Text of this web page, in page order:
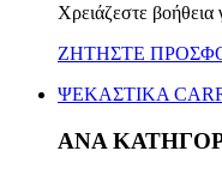
Χρειάζεστε βοήθεια
ΖΗΤΗΣΤΕ
ΨΕΚΑΣΤΙΚΑ
ΑΝΑ